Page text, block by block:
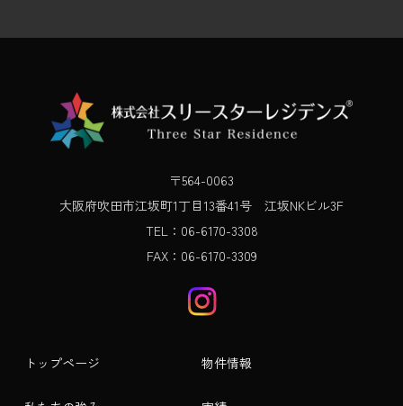
〒564-0063
大阪府吹田市江坂町1丁目13番41号 江坂NKビル3F
TEL：06-6170-3308
FAX：06-6170-3309
トップページ 物件情報